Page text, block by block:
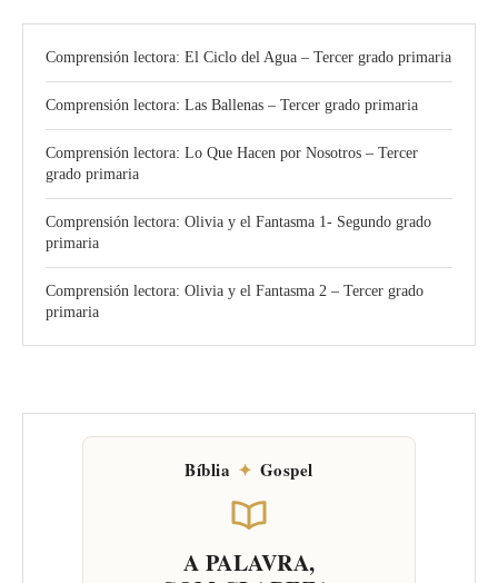
Comprensión lectora: El Ciclo del Agua – Tercer grado primaria
Comprensión lectora: Las Ballenas – Tercer grado primaria
Comprensión lectora: Lo Que Hacen por Nosotros – Tercer
grado primaria
Comprensión lectora: Olivia y el Fantasma 1- Segundo grado
primaria
Comprensión lectora: Olivia y el Fantasma 2 – Tercer grado
primaria
Bíblia ✦ Gospel
A PALAVRA,